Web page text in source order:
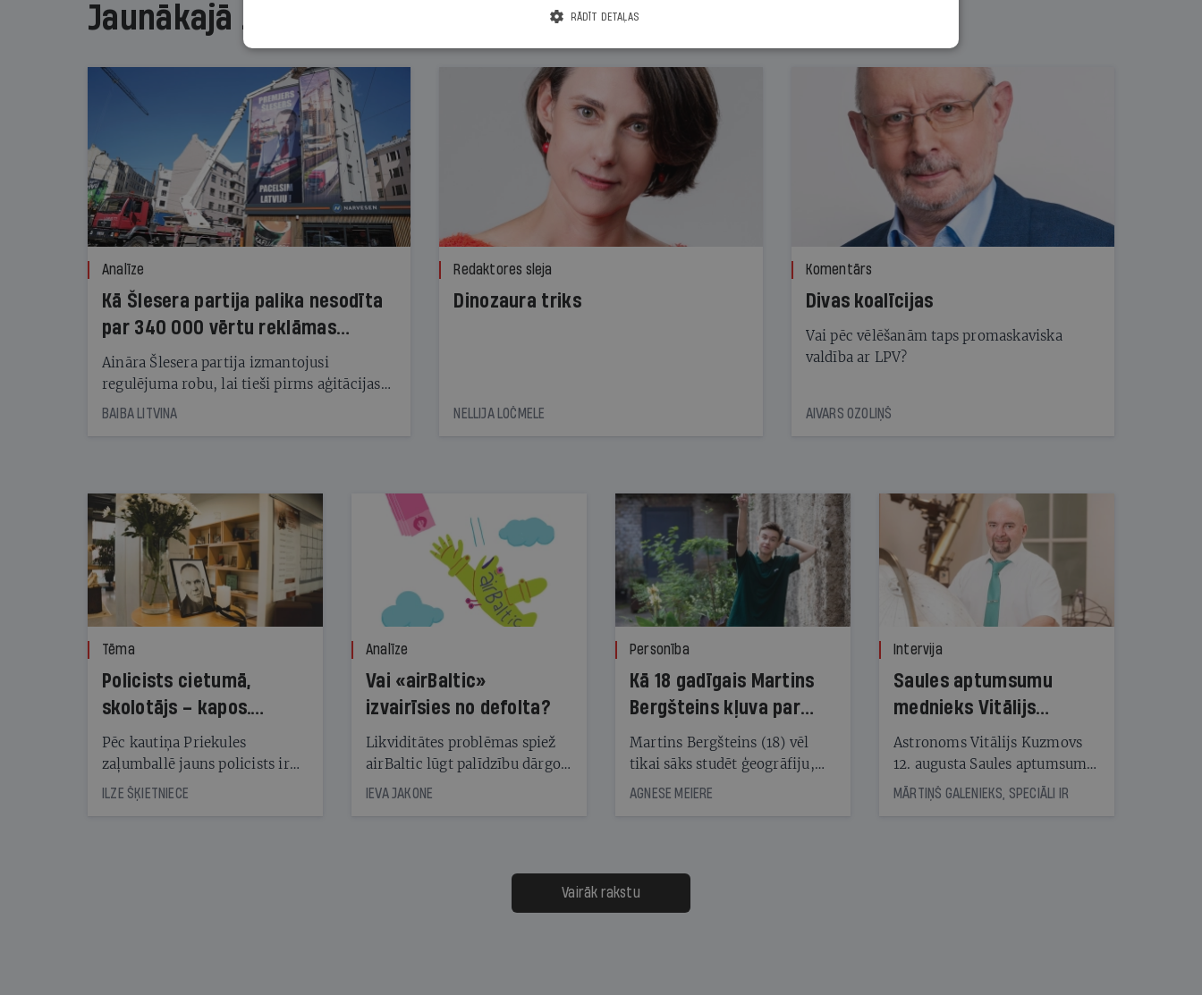
Jaunākajā žurnālā
Analīze
Kā Šlesera partija palika nesodīta
par 340 000 vērtu reklāmas
kampaņu
Aināra Šlesera partija izmantojusi
regulējuma robu, lai tieši pirms aģitācijas
starta izreklamētos par summu, kas
BAIBA LITVINA
Redaktores sleja
Dinozaura triks
NELLIJA LOČMELE
Komentārs
Divas koalīcijas
Vai pēc vēlēšanām taps promaskaviska
valdība ar LPV?
AIVARS OZOLIŅŠ
Tēma
Policists cietumā,
skolotājs – kapos.
Reibuma cena Priekulē
Pēc kautiņa Priekules
zaļumballē jauns policists ir
nonācis cietumā, bet
cienījams pedagogs — kapos.
ILZE ŠĶIETNIECE
Analīze
Vai «airBaltic»
izvairīsies no defolta?
Likviditātes problēmas spiež
airBaltic lūgt palīdzību dārgo
obligāciju turētājiem, taču
samaksāt augstos procentus,
kas jāpārskaita jau trīs dienas
pirms nākamās sapulces
IEVA JAKONE
Personība
Kā 18 gadīgais Martins
Bergšteins kļuva par
laika ziņu seju?
Martins Bergšteins (18) vēl
tikai sāks studēt ģeogrāfiju,
bet viņa sacītajam jau uzticas
uzcītīga darba, mammas
atbalsts un drosme turpināt
meteovērojumus arī tad, kad
AGNESE MEIERE
Intervija
Saules aptumsumu
mednieks Vitālijs
Kuzmovs
Astronoms Vitālijs Kuzmovs
12. augusta Saules aptumsumu
dosies vērot Maļorkā, kur tas
būs pilns. Jau nākamajā dienā
MĀRTIŅŠ GALENIEKS, SPECIĀLI IR
Vairāk rakstu
RĀDĪT DETAĻAS